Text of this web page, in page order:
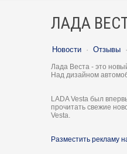
ЛАДА
Новости · Отзывы ·
Лада Веста - это
Над дизайном
LADA Vesta был
прочитать свежие
Vesta.
Разместить рекламу